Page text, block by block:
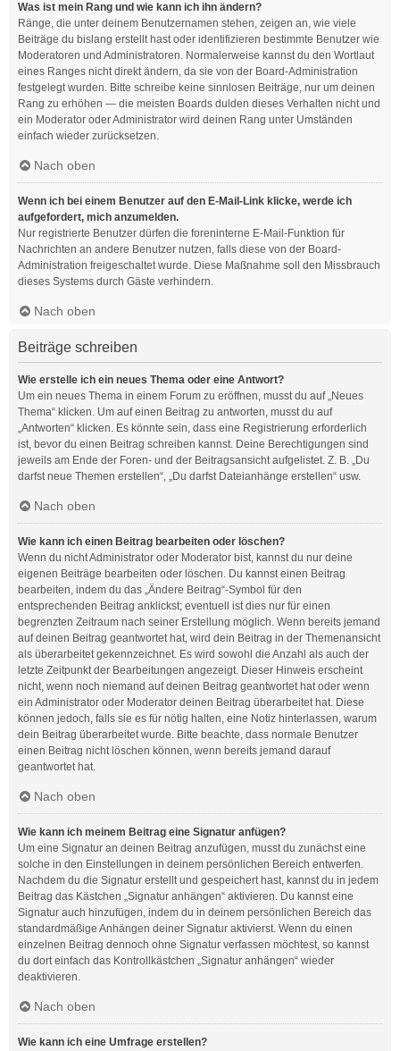
Was ist mein Rang und wie kann ich ihn ändern?
Ränge, die unter deinem Benutzernamen stehen, zeigen an, wie viele
Beiträge du bislang erstellt hast oder identifizieren bestimmte Benutzer wie
Moderatoren und Administratoren. Normalerweise kannst du den Wortlaut
eines Ranges nicht direkt ändern, da sie von der Board-Administration
festgelegt wurden. Bitte schreibe keine sinnlosen Beiträge, nur um deinen
Rang zu erhöhen — die meisten Boards dulden dieses Verhalten nicht und
ein Moderator oder Administrator wird deinen Rang unter Umständen
einfach wieder zurücksetzen.
Nach oben
Wenn ich bei einem Benutzer auf den E-Mail-Link klicke, werde ich
aufgefordert, mich anzumelden.
Nur registrierte Benutzer dürfen die foreninterne E-Mail-Funktion für
Nachrichten an andere Benutzer nutzen, falls diese von der Board-
Administration freigeschaltet wurde. Diese Maßnahme soll den Missbrauch
dieses Systems durch Gäste verhindern.
Nach oben
Beiträge schreiben
Wie erstelle ich ein neues Thema oder eine Antwort?
Um ein neues Thema in einem Forum zu eröffnen, musst du auf „Neues
Thema“ klicken. Um auf einen Beitrag zu antworten, musst du auf
„Antworten“ klicken. Es könnte sein, dass eine Registrierung erforderlich
ist, bevor du einen Beitrag schreiben kannst. Deine Berechtigungen sind
jeweils am Ende der Foren- und der Beitragsansicht aufgelistet. Z. B. „Du
darfst neue Themen erstellen“, „Du darfst Dateianhänge erstellen“ usw.
Nach oben
Wie kann ich einen Beitrag bearbeiten oder löschen?
Wenn du nicht Administrator oder Moderator bist, kannst du nur deine
eigenen Beiträge bearbeiten oder löschen. Du kannst einen Beitrag
bearbeiten, indem du das „Ändere Beitrag“-Symbol für den
entsprechenden Beitrag anklickst; eventuell ist dies nur für einen
begrenzten Zeitraum nach seiner Erstellung möglich. Wenn bereits jemand
auf deinen Beitrag geantwortet hat, wird dein Beitrag in der Themenansicht
als überarbeitet gekennzeichnet. Es wird sowohl die Anzahl als auch der
letzte Zeitpunkt der Bearbeitungen angezeigt. Dieser Hinweis erscheint
nicht, wenn noch niemand auf deinen Beitrag geantwortet hat oder wenn
ein Administrator oder Moderator deinen Beitrag überarbeitet hat. Diese
können jedoch, falls sie es für nötig halten, eine Notiz hinterlassen, warum
dein Beitrag überarbeitet wurde. Bitte beachte, dass normale Benutzer
einen Beitrag nicht löschen können, wenn bereits jemand darauf
geantwortet hat.
Nach oben
Wie kann ich meinem Beitrag eine Signatur anfügen?
Um eine Signatur an deinen Beitrag anzufügen, musst du zunächst eine
solche in den Einstellungen in deinem persönlichen Bereich entwerfen.
Nachdem du die Signatur erstellt und gespeichert hast, kannst du in jedem
Beitrag das Kästchen „Signatur anhängen“ aktivieren. Du kannst eine
Signatur auch hinzufügen, indem du in deinem persönlichen Bereich das
standardmäßige Anhängen deiner Signatur aktivierst. Wenn du einen
einzelnen Beitrag dennoch ohne Signatur verfassen möchtest, so kannst
du dort einfach das Kontrollkästchen „Signatur anhängen“ wieder
deaktivieren.
Nach oben
Wie kann ich eine Umfrage erstellen?